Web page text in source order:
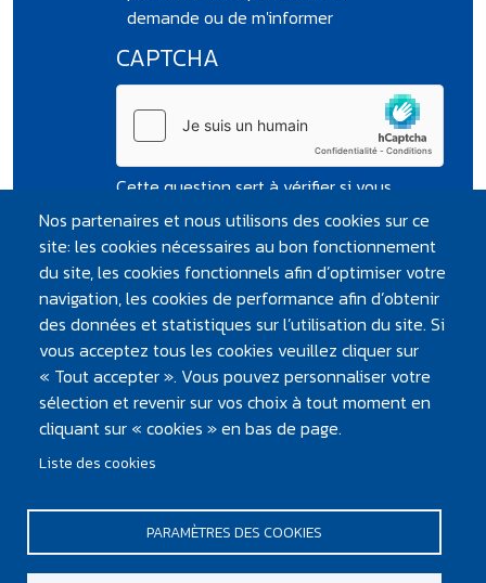
demande ou de m'informer
CAPTCHA
Cette question sert à vérifier si vous
êtes un visiteur humain ou non afin
d'éviter les soumissions de pourriel
(spam) automatisées.
PIED DE PAGE
Nos partenaires et nous utilisons des cookies sur ce
site: les cookies nécessaires au bon fonctionnement
du site, les cookies fonctionnels afin d’optimiser votre
navigation, les cookies de performance afin d’obtenir
des données et statistiques sur l’utilisation du site. Si
vous acceptez tous les cookies veuillez cliquer sur
« Tout accepter ». Vous pouvez personnaliser votre
sélection et revenir sur vos choix à tout moment en
cliquant sur « cookies » en bas de page.
Liste des cookies
PARAMÈTRES DES COOKIES